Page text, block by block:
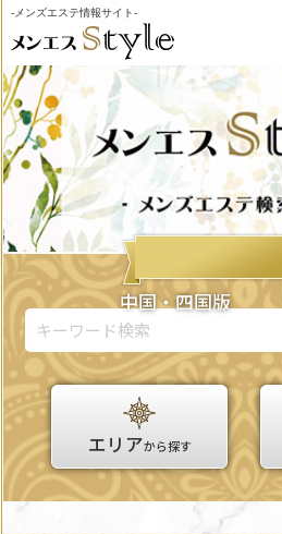
-メンズエステ情報サイト-
中国・四国版
エリアから探す